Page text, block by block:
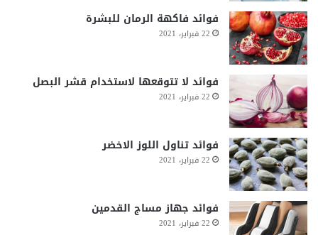
فوائد فاكهة الرمان للبشرة
22 فبراير، 2021
فوائد لا تتوقعها لاستخدام قشر البصل
22 فبراير، 2021
فوائد تناول اللوز الاخضر
22 فبراير، 2021
فوائد جهاز مساج القدمين
22 فبراير، 2021